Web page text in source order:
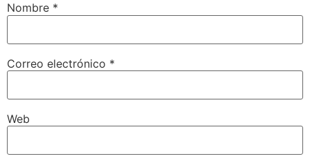
Nombre *
Correo electrónico *
Web